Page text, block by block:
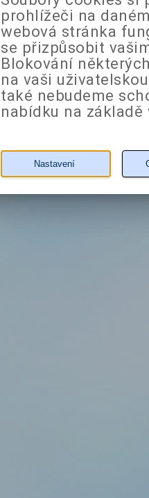
prohlížeči na
webová stránka
se přizpůsobit
Blokování
na vaši
také nebudeme
nabídku na
Nastavení